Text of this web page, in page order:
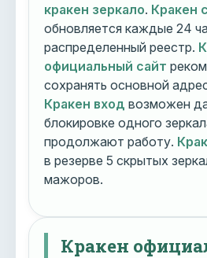
кракен зеркало. Кракен
обновляется каждые 24
распределенный реестр.
официальный сайт
сохранять основной
Кракен вход возможен
блокировке одного
продолжают работу.
в резерве 5 скрытых
мажоров.
Кракен